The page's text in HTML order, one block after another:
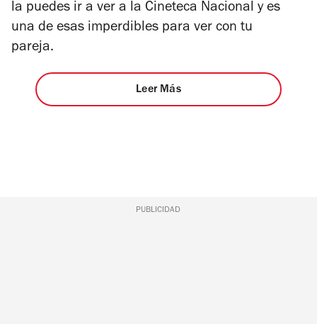
la puedes ir a ver a la Cineteca Nacional y es
una de esas imperdibles para ver con tu
pareja.
Leer Más
PUBLICIDAD